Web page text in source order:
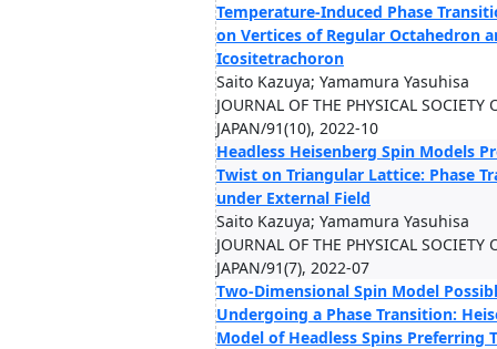
Temperature-Induced Phase
on Vertices of Regular Octahedron
Icositetrachoron
Saito Kazuya; Yamamura Yasuhisa
JOURNAL OF THE PHYSICAL SOCIETY
JAPAN/91(10), 2022-10
Headless Heisenberg Spin Models
Twist on Triangular Lattice: Phase
under External Field
Saito Kazuya; Yamamura Yasuhisa
JOURNAL OF THE PHYSICAL SOCIETY
JAPAN/91(7), 2022-07
Two-Dimensional Spin Model
Undergoing a Phase Transition:
Model of Headless Spins Preferring